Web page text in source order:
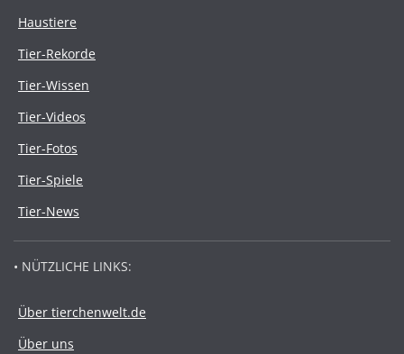
Haustiere
Tier-Rekorde
Tier-Wissen
Tier-Videos
Tier-Fotos
Tier-Spiele
Tier-News
• NÜTZLICHE LINKS:
Über tierchenwelt.de
Über uns